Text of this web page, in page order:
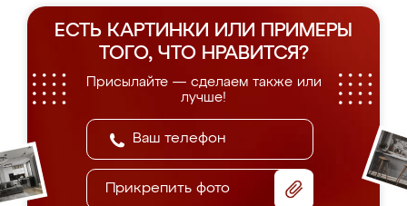
ЕСТЬ КАРТИНКИ ИЛИ ПРИМЕРЫ
ТОГО, ЧТО НРАВИТСЯ?
Присылайте — сделаем также или
лучше!
Прикрепить фото